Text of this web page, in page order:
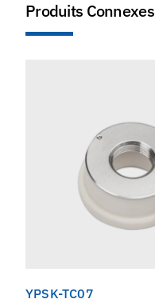
Produits Connexes
YPSK-TC07